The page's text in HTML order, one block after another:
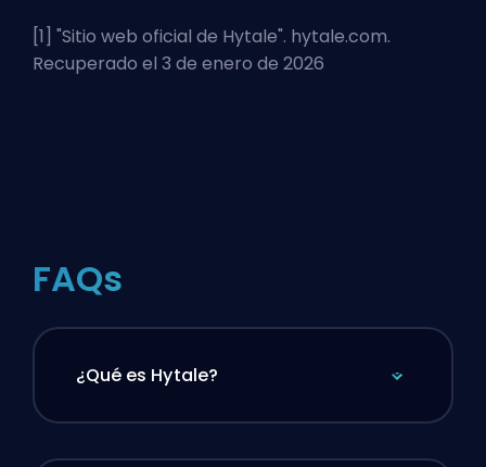
[1] "Sitio web oficial de Hytale". hytale.com.
Recuperado el 3 de enero de 2026
FAQs
¿Qué es Hytale?